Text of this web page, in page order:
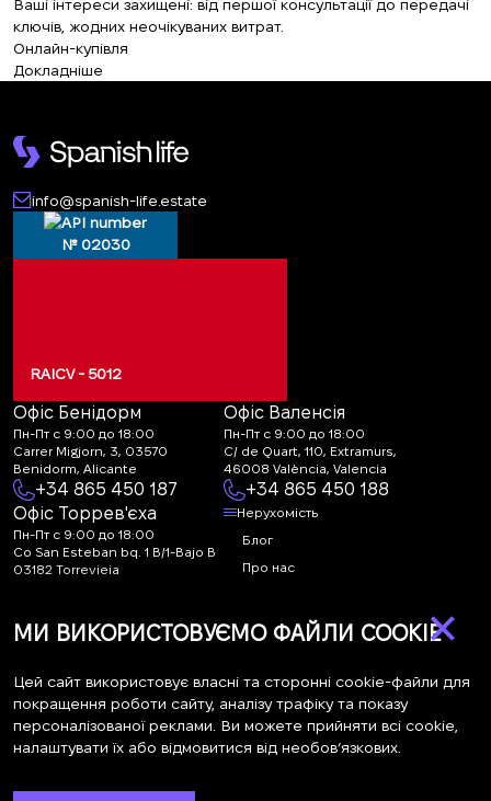
Ваші інтереси захищені: від першої консультації до передачі
ключів, жодних неочікуваних витрат.
Онлайн-купівля
Докладніше
info@spanish-life.estate
№ 02030
RAICV - 5012
Офіс Бенідорм
Пн-Пт с 9:00 до 18:00
Carrer Migjorn, 3, 03570
Benidorm, Alicante
+34 865 450 187
Офіс Валенсія
Пн-Пт с 9:00 до 18:00
C/ de Quart, 110, Extramurs,
46008 València, Valencia
+34 865 450 188
Офіс Торрев'єха
Пн-Пт с 9:00 до 18:00
Co San Esteban bq. 1 B/1-Bajo B
03182 Torrevieja
life.estate
Нерухомість
Блог
Про нас
Контакти
Підпишіться на наші новини. Щотижнева розсилка
×
МИ ВИКОРИСТОВУЄМО ФАЙЛИ COOKIE
Цей сайт використовує власні та сторонні cookie-файли для
покращення роботи сайту, аналізу трафіку та показу
персоналізованої реклами. Ви можете прийняти всі cookie,
налаштувати їх або відмовитися від необов’язкових.